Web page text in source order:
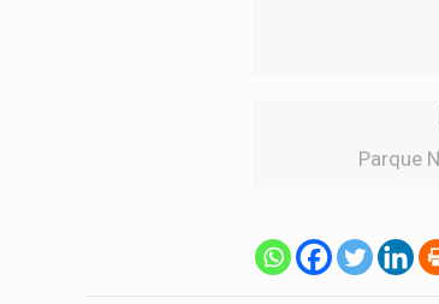
Parque